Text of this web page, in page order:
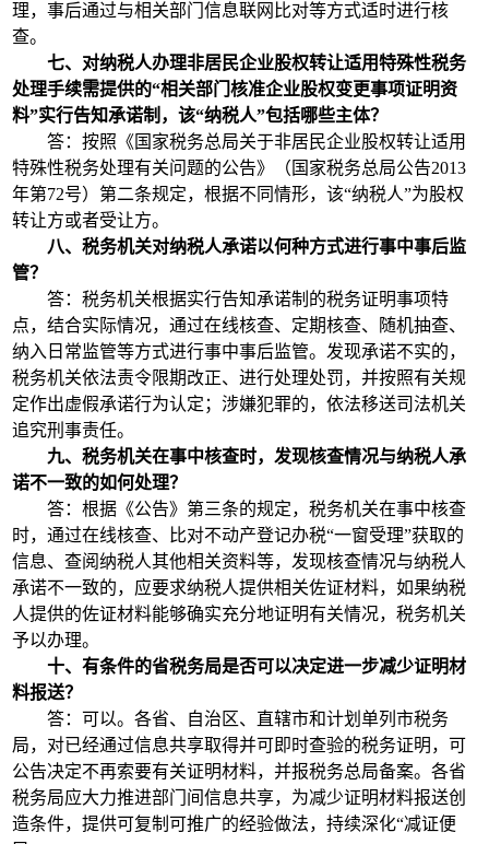
理，事后通过与相关部门信息联网比对等方式适时进行核
查。
七、对纳税人办理非居民企业股权转让适用特殊性税务
处理手续需提供的“相关部门核准企业股权变更事项证明资
料”实行告知承诺制，该“纳税人”包括哪些主体？
答：按照《国家税务总局关于非居民企业股权转让适用
特殊性税务处理有关问题的公告》（国家税务总局公告2013
年第72号）第二条规定，根据不同情形，该“纳税人”为股权
转让方或者受让方。
八、税务机关对纳税人承诺以何种方式进行事中事后监
管？
答：税务机关根据实行告知承诺制的税务证明事项特
点，结合实际情况，通过在线核查、定期核查、随机抽查、
纳入日常监管等方式进行事中事后监管。发现承诺不实的，
税务机关依法责令限期改正、进行处理处罚，并按照有关规
定作出虚假承诺行为认定；涉嫌犯罪的，依法移送司法机关
追究刑事责任。
九、税务机关在事中核查时，发现核查情况与纳税人承
诺不一致的如何处理？
答：根据《公告》第三条的规定，税务机关在事中核查
时，通过在线核查、比对不动产登记办税“一窗受理”获取的
信息、查阅纳税人其他相关资料等，发现核查情况与纳税人
承诺不一致的，应要求纳税人提供相关佐证材料，如果纳税
人提供的佐证材料能够确实充分地证明有关情况，税务机关
予以办理。
十、有条件的省税务局是否可以决定进一步减少证明材
料报送？
答：可以。各省、自治区、直辖市和计划单列市税务
局，对已经通过信息共享取得并可即时查验的税务证明，可
公告决定不再索要有关证明材料，并报税务总局备案。各省
税务局应大力推进部门间信息共享，为减少证明材料报送创
造条件，提供可复制可推广的经验做法，持续深化“减证便